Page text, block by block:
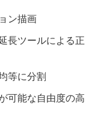
ン描画
長ツールによる正
等に分割
可能な自由度の高